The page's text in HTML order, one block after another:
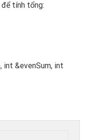
tính tổng:
int &evenSum, int